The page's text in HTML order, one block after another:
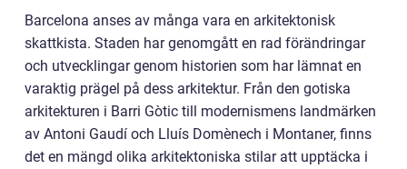
Barcelona anses av många vara en arkitektonisk
skattkista. Staden har genomgått en rad förändringar
och utvecklingar genom historien som har lämnat en
varaktig prägel på dess arkitektur. Från den gotiska
arkitekturen i Barri Gòtic till modernismens landmärken
av Antoni Gaudí och Lluís Domènech i Montaner, finns
det en mängd olika arkitektoniska stilar att upptäcka i